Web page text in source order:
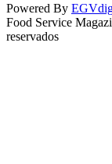
Powered By
Food Service
reservados